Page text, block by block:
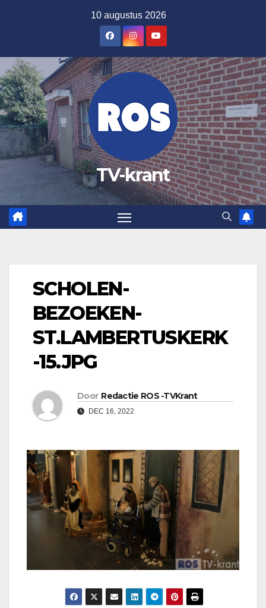
inhoud
10 augustus 2026
TV-krant
SCHOLEN-
BEZOEKEN-
ST.LAMBERTUSKERK
-15.JPG
Door Redactie ROS -TVKrant
DEC 16, 2022